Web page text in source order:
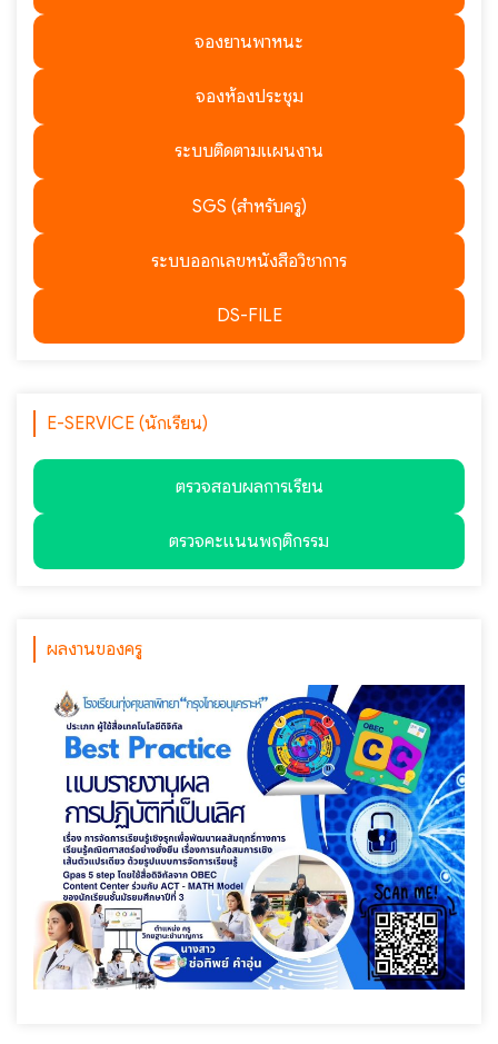
จองยานพาหนะ
จองห้องประชุม
ระบบติดตามแผนงาน
SGS (สำหรับครู)
ระบบออกเลขหนังสือวิชาการ
DS-FILE
E-SERVICE (นักเรียน)
ตรวจสอบผลการเรียน
ตรวจคะแนนพฤติกรรม
ผลงานของครู